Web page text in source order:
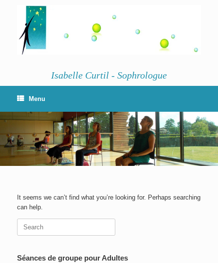
Isabelle Curtil - Sophrologue
Menu
It seems we can’t find what you’re looking for. Perhaps searching
can help.
Search
Séances de groupe pour Adultes